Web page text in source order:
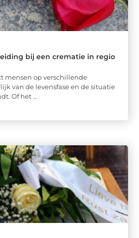
bij een crematie in regio
mensen op verschillende
van de levensfase en de situatie
Of het ...